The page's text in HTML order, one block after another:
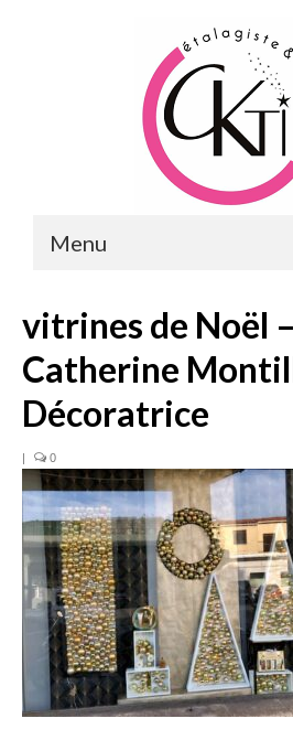
Menu
FORMATIONS RH
FORMATIONS DE
CONSEILS & PRESTATIONS
REALISATIONS
CONTACT
vitrines de Noël –
Catherine
Décoratrice
| 0